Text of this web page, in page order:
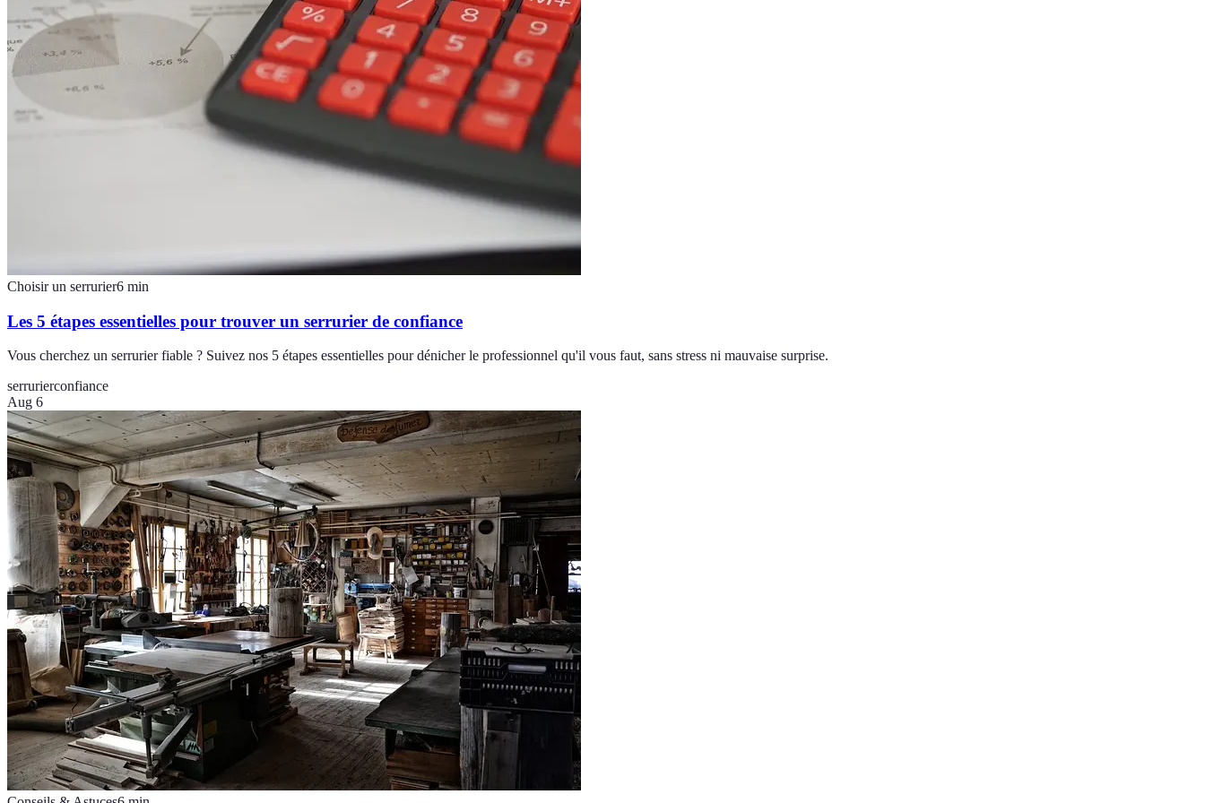
Choisir un serrurier6 min
Les 5 étapes essentielles pour trouver un serrurier de confiance
Vous cherchez un serrurier fiable ? Suivez nos 5 étapes essentielles pour dénicher le professionnel qu'il vous faut, sans stress ni mauvaise surprise.
serrurierconfiance
Aug 6